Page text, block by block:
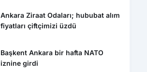
Ankara Ziraat Odaları; hububat alım
fiyatları çiftçimizi üzdü
Başkent Ankara bir hafta NATO
iznine girdi